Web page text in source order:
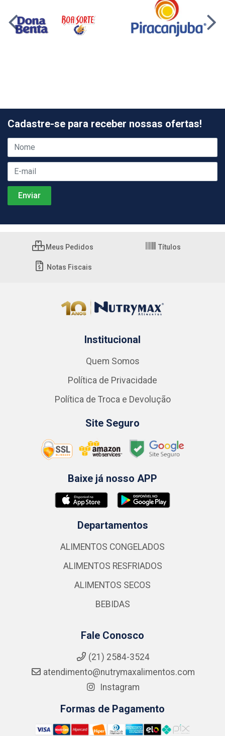
Cadastre-se para receber nossas ofertas!
Meus Pedidos Títulos
Notas Fiscais
Institucional
Quem Somos
Política de Privacidade
Política de Troca e Devolução
Site Seguro
Baixe já nosso APP
Departamentos
ALIMENTOS CONGELADOS
ALIMENTOS RESFRIADOS
ALIMENTOS SECOS
BEBIDAS
Fale Conosco
(21) 2584-3524
atendimento@nutrymaxalimentos.com
Instagram
Formas de Pagamento